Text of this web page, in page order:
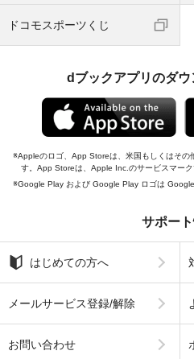
ドコモスポーツくじ
dブックアプリのダウ
Appleのロゴ、App Storeは、米国もしくはそ
す。App Storeは、Apple Inc.のサービスマーク
Google Play および Google Play ロゴは Google
サポー
はじめての方へ
メールサービス登録/解除
お問い合わせ